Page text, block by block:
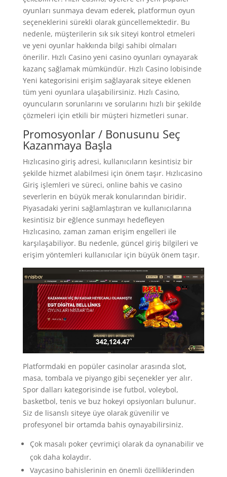
oyunları sunmaya devam ederek, platformun oyun
seçeneklerini sürekli olarak güncellemektedir. Bu
nedenle, müşterilerin sık sık siteyi kontrol etmeleri
ve yeni oyunlar hakkında bilgi sahibi olmaları
önerilir. Hızlı Casino yeni casino oyunları oynayarak
kazanç sağlamak mümkündür. Hızlı Casino lobisinde
Yeni kategorisini erişim sağlayarak siteye eklenen
tüm yeni oyunlara ulaşabilirsiniz. Hızlı Casino,
oyuncuların sorunlarını ve sorularını hızlı bir şekilde
çözmeleri için etkili bir müşteri hizmetleri sunar.
Promosyonlar / Bonusunu Seç
Kazanmaya Başla
Hızlıcasino giriş adresi, kullanıcıların kesintisiz bir
şekilde hizmet alabilmesi için önem taşır. Hızlıcasino
Giriş işlemleri ve süreci, online bahis ve casino
severlerin en büyük merak konularından biridir.
Piyasadaki yerini sağlamlaştıran ve kullanıcılarına
kesintisiz bir eğlence sunmayı hedefleyen
Hızlıcasino, zaman zaman erişim engelleri ile
karşılaşabiliyor. Bu nedenle, güncel giriş bilgileri ve
erişim yöntemleri kullanıcılar için büyük önem taşır.
Platformdaki en popüler casinolar arasında slot,
masa, tombala ve piyango gibi seçenekler yer alır.
Spor dalları kategorisinde ise futbol, voleybol,
basketbol, tenis ve buz hokeyi opsiyonları bulunur.
Siz de lisanslı siteye üye olarak güvenilir ve
profesyonel bir ortamda bahis oynayabilirsiniz.
Çok masalı poker çevrimiçi olarak da oynanabilir ve
çok daha kolaydır.
Vaycasino bahislerinin en önemli özelliklerinden